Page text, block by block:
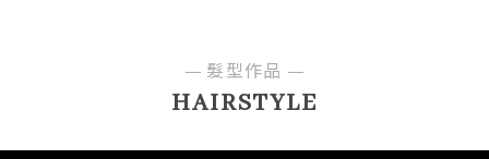
HAIRSTYLE
髮型作品